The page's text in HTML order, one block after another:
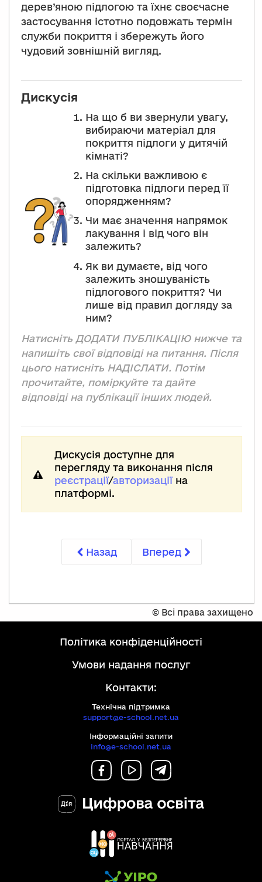
дерев’яною підлогою та їхнє своєчасне
застосування істотно подовжать термін
служби покриття і збережуть його
чудовий зовнішній вигляд.
Дискусія
На що б ви звернули увагу,
вибираючи матеріал для
покриття підлоги у дитячій
кімнаті?
На скільки важливою є
підготовка підлоги перед її
опорядженням?
Чи має значення напрямок
лакування і від чого він
залежить?
Як ви думаєте, від чого
залежить зношуваність
підлогового покриття? Чи
лише від правил догляду за
ним?
Натисніть ДОДАТИ ПУБЛІКАЦІЮ нижче та
напишіть свої відповіді на питання. Після
цього натисніть НАДІСЛАТИ. Потім
прочитайте, поміркуйте та дайте
відповіді на публікації інших людей.
Дискусія доступне для
перегляду та виконання після
реєстрації/авторизаціїна
платформі.
Назад Вперед
© Всі права захищено
політика конфіденційності
умови надання послуг
Контакти:
Технічна підтримка
support@e-school.net.ua
Інформаційні запити
info@e-school.net.ua